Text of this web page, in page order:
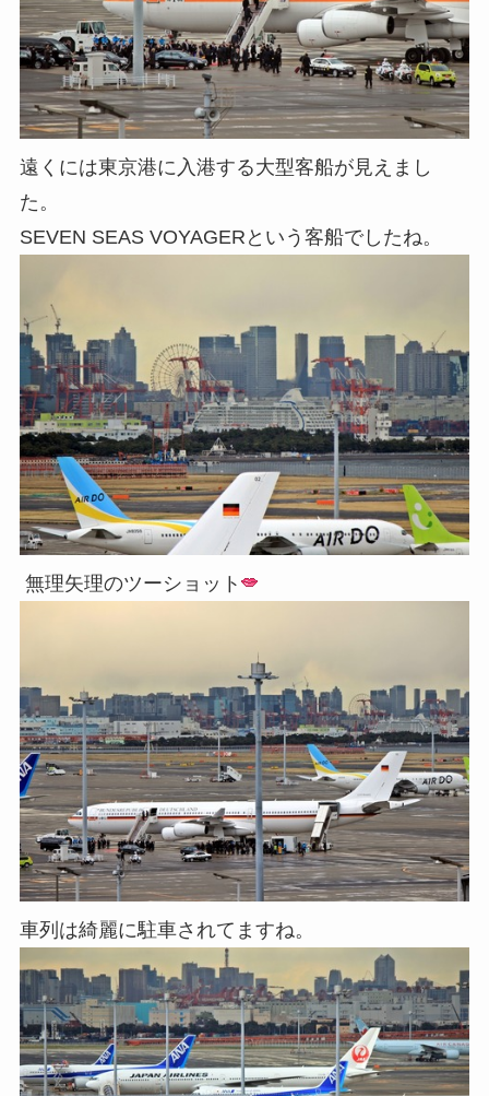
遠くには東京港に入港する大型客船が見えまし
た。
SEVEN SEAS VOYAGERという客船でしたね。
無理矢理のツーショット
車列は綺麗に駐車されてますね。